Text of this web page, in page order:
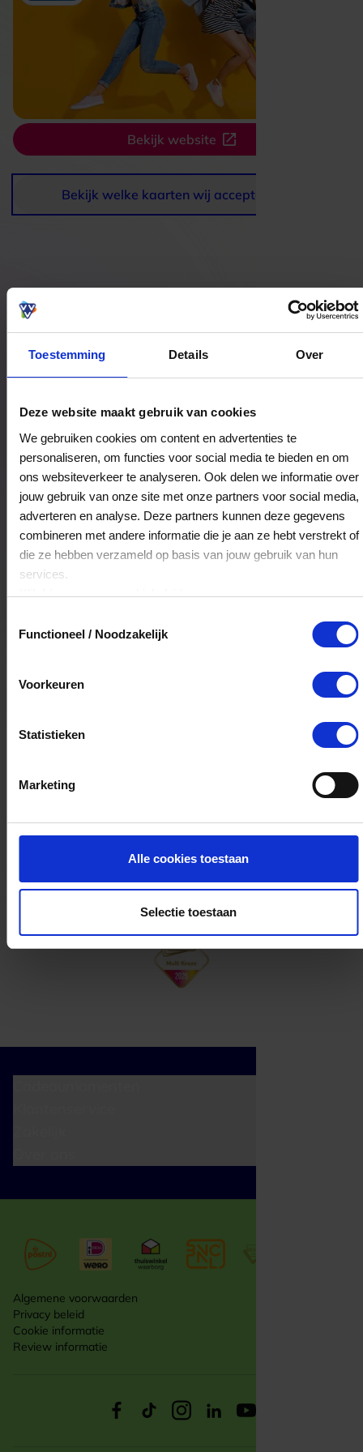
Toestemming Details Over
Deze website maakt gebruik van cookies
We gebruiken cookies om content en advertenties te
personaliseren, om functies voor social media te bieden en om
ons websiteverkeer te analyseren. Ook delen we informatie over
jouw gebruik van onze site met onze partners voor social media,
adverteren en analyse. Deze partners kunnen deze gegevens
combineren met andere informatie die je aan ze hebt verstrekt of
die ze hebben verzameld op basis van jouw gebruik van hun
services.
Klikhiervoor ons cookiebeleid.
Functioneel / Noodzakelijk
Voorkeuren
Statistieken
Marketing
Alle cookies toestaan
Selectie toestaan
Bekijk website
Bekijk welke kaarten wij accepteren
Bestedingslocaties
Jetten mode & schoenen
Piusstraat 22-24/26
6467EH Kerkrade
Veelgestelde Vragen
Kan ik het saldo in delen besteden?
Het volledige saldo op de VVV cadeaukaart
cadeaukaart in delen uitgeven.
Algemene voorwaarden
Privacy beleid
Cookie informatie
Review informatie